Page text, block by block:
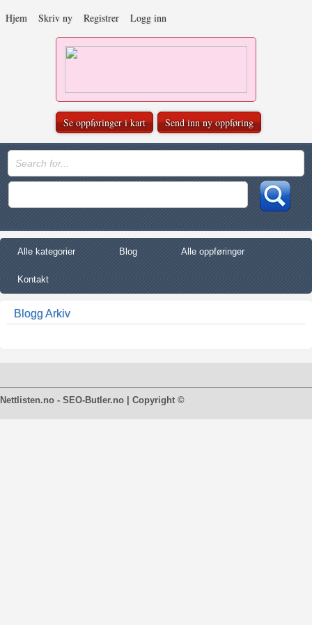
Hjem Skriv ny Registrer Logg inn
Se oppføringer i kart Send inn ny oppføring
Alle kategorier Blog Alle oppføringer
Kontakt
Blogg Arkiv
Nettlisten.no - SEO-Butler.no | Copyright ©